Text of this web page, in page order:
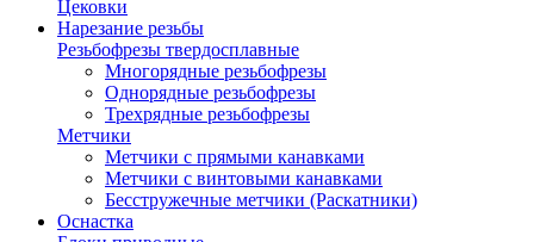
Цековки
Нарезание резьбы
Резьбофрезы твердосплавные
Многорядные резьбофрезы
Однорядные резьбофрезы
Трехрядные резьбофрезы
Метчики
Метчики с прямыми канавками
Метчики с винтовыми канавками
Бесстружечные метчики (Раскатники)
Оснастка